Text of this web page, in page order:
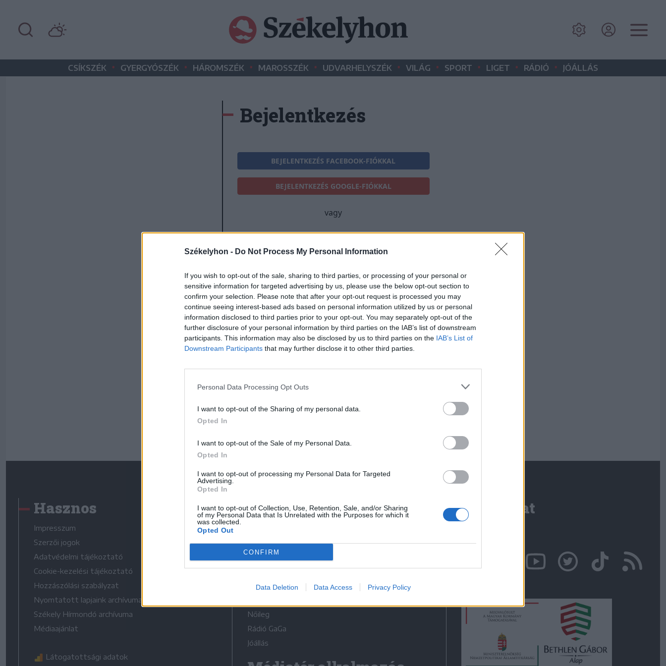
Székelyhon - Do Not Process My Personal Information
If you wish to opt-out of the sale, sharing to third parties, or processing of your personal or
sensitive information for targeted advertising by us, please use the below opt-out section to
confirm your selection. Please note that after your opt-out request is processed you may
continue seeing interest-based ads based on personal information utilized by us or personal
information disclosed to third parties prior to your opt-out. You may separately opt-out of the
further disclosure of your personal information by third parties on the IAB’s list of downstream
participants. This information may also be disclosed by us to third parties on the IAB’s List of
Downstream Participants that may further disclose it to other third parties.
Personal Data Processing Opt Outs
I want to opt-out of the Sharing of my personal data.
Opted In
I want to opt-out of the Sale of my Personal Data.
Opted In
I want to opt-out of processing my Personal Data for Targeted
Advertising.
Opted In
I want to opt-out of Collection, Use, Retention, Sale, and/or Sharing
of my Personal Data that Is Unrelated with the Purposes for which it
was collected.
Opted Out
CONFIRM
Data Deletion Data Access Privacy Policy
CSÍKSZÉK • GYERGYÓSZÉK • HÁROMSZÉK • MAROSSZÉK • UDVARHELYSZÉK • VILÁG • SPORT • LIGET • RÁDIÓ • JÓÁLLÁS
Bejelentkezés
BEJELENTKEZÉS FACEBOOK-FIÓKKAL
BEJELENTKEZÉS GOOGLE-FIÓKKAL
vagy
E-mail-cím
Jelszó
Elfelejtette a jelszavát?
BEJELENTKEZÉS
Hasznos
Impresszum
Szerzői jogok
Adatvédelmi tájékoztató
Cookie-kezelési tájékoztató
Hozzászólási szabályzat
Nyomtatott lapjaink archívuma
Székely Hírmondó archívuma
Médiaajánlat
Látogatottsági adatok
Médiatér
Liget
Krónika
Bihari Napló
Erdélyi Napló
Nőileg
Rádió GaGa
Jóállás
Kapcsolat